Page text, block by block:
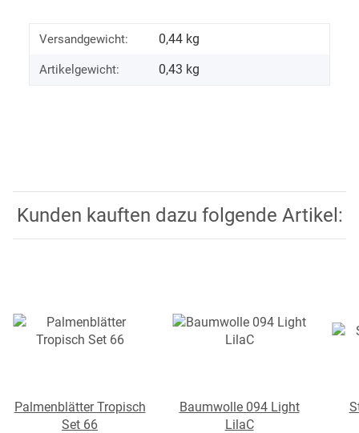
Versandgewicht: 0,44 kg
Artikelgewicht: 0,43 kg
Kunden kauften dazu folgende Artikel:
Palmenblätter Tropisch
Set 66
Baumwolle 094 Light
LilaC